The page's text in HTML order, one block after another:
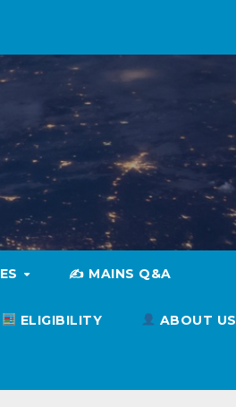
✍️ MAINS Q&A
ELIGIBILITY ABOUT US